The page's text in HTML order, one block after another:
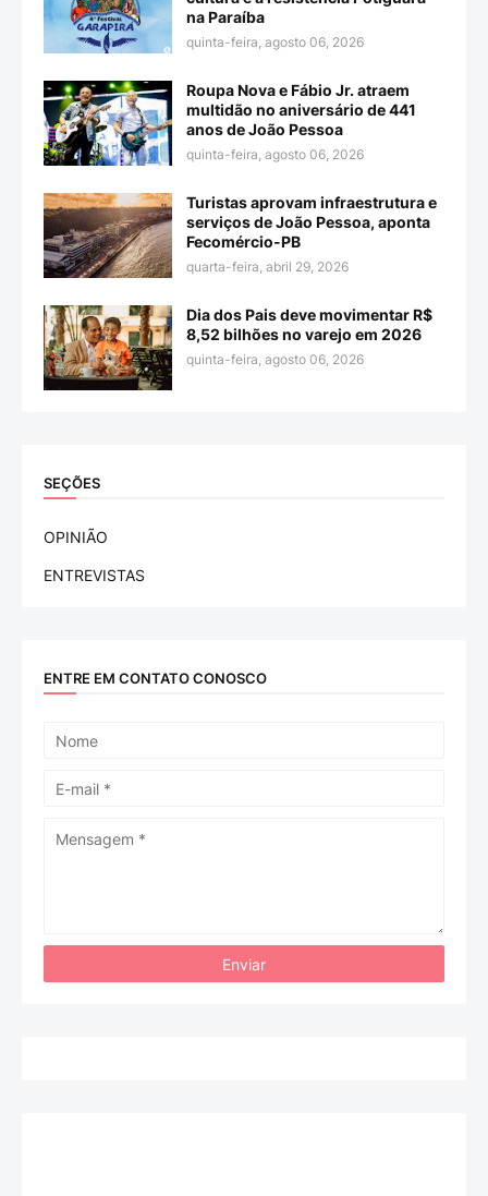
na Paraíba
quinta-feira, agosto 06, 2026
Roupa Nova e Fábio Jr. atraem
multidão no aniversário de 441
anos de João Pessoa
quinta-feira, agosto 06, 2026
Turistas aprovam infraestrutura e
serviços de João Pessoa, aponta
Fecomércio-PB
quarta-feira, abril 29, 2026
Dia dos Pais deve movimentar R$
8,52 bilhões no varejo em 2026
quinta-feira, agosto 06, 2026
SEÇÕES
OPINIÃO
ENTREVISTAS
ENTRE EM CONTATO CONOSCO